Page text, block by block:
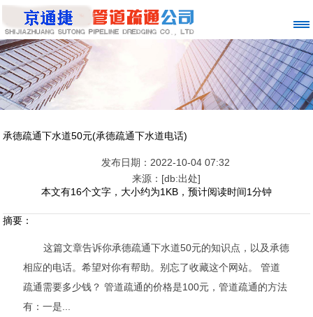
承德疏通下水道50元(承德疏通下水道电话)
发布日期：2022-10-04 07:32
来源：[db:出处]
本文有16个文字，大小约为1KB，预计阅读时间1分钟
摘要：
这篇文章告诉你承德疏通下水道50元的知识点，以及承德
相应的电话。希望对你有帮助。别忘了收藏这个网站。 管道
疏通需要多少钱？ 管道疏通的价格是100元，管道疏通的方法
有：一是...